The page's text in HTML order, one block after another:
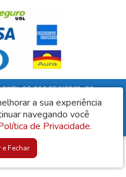
35.966.856/0001-09
Bahia - CEP: 45310-000
© 2026
88digital
a sua experiência
navegando você
de Privacidade.
Fechar